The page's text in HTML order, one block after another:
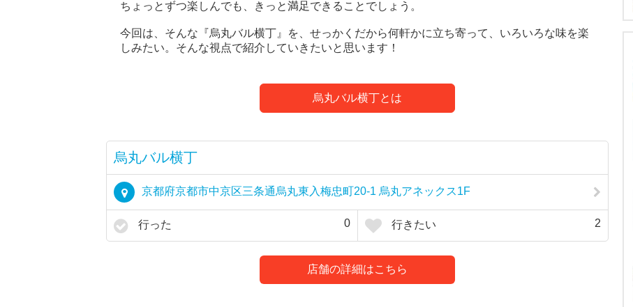
ちょっとずつ楽しんでも、きっと満足できることでしょう。
今回は、そんな『烏丸バル横丁』を、せっかくだから何軒かに立ち寄って、いろいろな味を楽
しみたい。そんな視点で紹介していきたいと思います！
烏丸バル横丁とは
烏丸バル横丁
京都府京都市中京区三条通烏丸東入梅忠町20-1 烏丸アネックス1F
行った 0 行きたい 2
店舗の詳細はこちら